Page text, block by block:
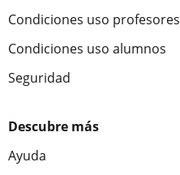
Condiciones uso profesores
Condiciones uso alumnos
Seguridad
Descubre más
Ayuda